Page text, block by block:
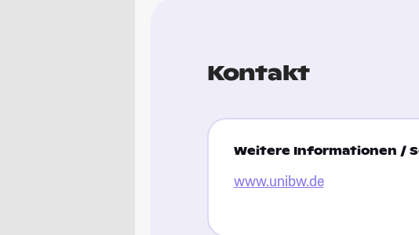
Kontakt
Weitere Informationen /
www.unibw.de